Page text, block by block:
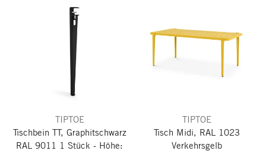
TIPTOE
Tischbein TT, Graphitschwarz
RAL 9011 1 Stück - Höhe:
TIPTOE
Tisch Midi, RAL 1023
Verkehrsgelb